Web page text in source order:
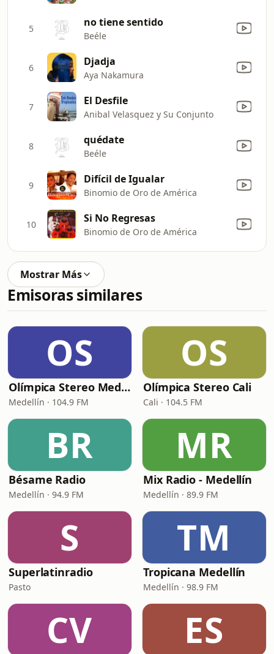
5 no tiene sentido
Beéle
6 Djadja
Aya Nakamura
7 El Desfile
Anibal Velasquez y Su Conjunto
8 quédate
Beéle
9 Difícil de Igualar
Binomio de Oro de América
10 Si No Regresas
Binomio de Oro de América
Mostrar Más
Emisoras similares
OS
Olímpica Stereo Medellín
Medellín · 104.9 FM
OS
Olímpica Stereo Cali
Cali · 104.5 FM
BR
Bésame Radio
Medellín · 94.9 FM
MR
Mix Radio - Medellín
Medellín · 89.9 FM
S
Superlatinradio
Pasto
TM
Tropicana Medellín
Medellín · 98.9 FM
CV ES